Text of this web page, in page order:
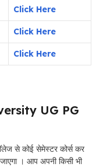
Click Here
Click Here
Click Here
UG PG
से कोई सेमेस्टर कोर्स कर
। आप अपनी किसी भी